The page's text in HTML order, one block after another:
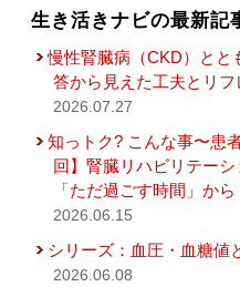
生き活きナビの最新記
慢性腎臓病（CKD）と
答から見えた工夫とリ
2026.07.27
知っトク? こんな事〜患
回】腎臓リハビリテー
「ただ過ごす時間」か
2026.06.15
シリーズ：血圧・血糖値
2026.06.08